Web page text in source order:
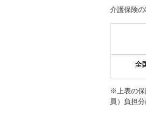
介護保険
全
※上表の保
員）負担